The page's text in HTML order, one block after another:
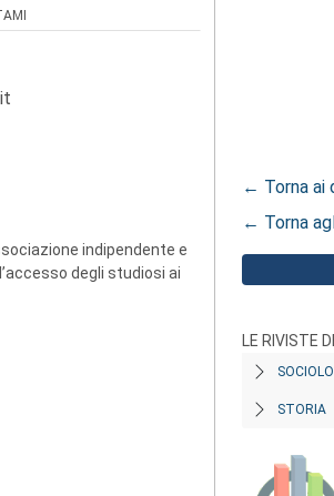
indipendente e
degli studiosi ai
← Torna ai
← Torna
LE RIVISTE
STORIA